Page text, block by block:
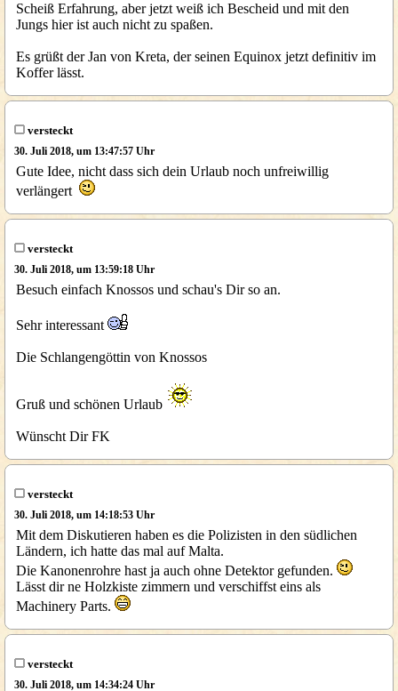
Scheiß Erfahrung, aber jetzt weiß ich Bescheid und mit den
Jungs hier ist auch nicht zu spaßen.
Es grüßt der Jan von Kreta, der seinen Equinox jetzt definitiv im
Koffer lässt.
versteckt
30. Juli 2018, um 13:47:57 Uhr
Gute Idee, nicht dass sich dein Urlaub noch unfreiwillig
verlängert
versteckt
30. Juli 2018, um 13:59:18 Uhr
Besuch einfach Knossos und schau's Dir so an.
Sehr interessant
Die Schlangengöttin von Knossos
Gruß und schönen Urlaub
Wünscht Dir FK
versteckt
30. Juli 2018, um 14:18:53 Uhr
Mit dem Diskutieren haben es die Polizisten in den südlichen
Ländern, ich hatte das mal auf Malta.
Die Kanonenrohre hast ja auch ohne Detektor gefunden.
Lässt dir ne Holzkiste zimmern und verschiffst eins als
Machinery Parts.
versteckt
30. Juli 2018, um 14:34:24 Uhr